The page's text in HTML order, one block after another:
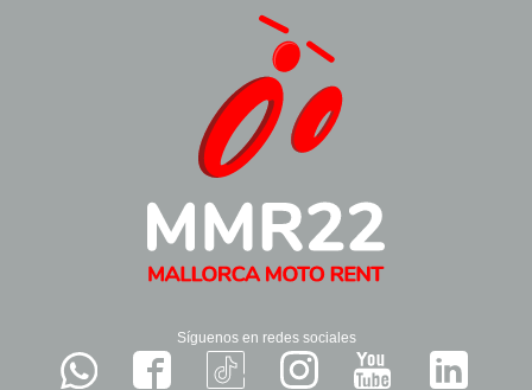
Síguenos en redes sociales